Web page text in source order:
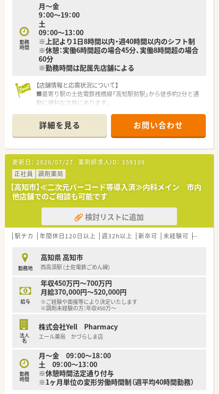
■年に1回社員を集めて会社の方向性やビジョンを共有する機会
があり、組織としての一体感を感じられる職場です。
■現場の声を積極的に経営に活かす風通しの良い社風であり、ス
タッフ同士のコミュニケーションも活発に行われています。
勤務
時間
月～金
9：00～19：00
土
09：00～13：00
※上記より1日8時間以内・週40時間以内のシフト制
※休憩：実働6時間超の場合45分、実働8時間超の場合
60分
※勤務時間は配属先店舗による
【店舗情報と応需状況について】
■最寄り駅の土佐電鉄桟橋線「高知駅前駅」から徒歩約2分と通
勤に便利な立地にあります。
30枚から40枚程度です。
■薬剤師は常勤1名、事務員1名の体制で、落ち着いて業務に取り
組める環境が整っています。
【勤務実態について】
■月間の平均残業時間は約6.6時間と非常に少なく、プライベー
トの時間も確保しやすいです。
■年間休日は111日で、有給休暇の平均取得日数は14日と高い消
化率を誇っています。
■希望休はカレンダーに印をつけるだけで申請でき、6連休の取
得制度も利用可能です。
【想定される業務内容】
■主な業務は調剤、監査、服薬指導となり、薬剤師本来の専門業
■患者様へのカウンセリングが必要な際には、OTC医薬品の提案
や販売もお願いします。
■レセプト入力や指示書作成は本社で一括対応するため、店舗で
の事務作業は軽減されています。
【法人特徴について】
■医薬品の研究開発から製造、販売までを一貫して手掛ける複合
■中四国エリアを中心にドラッグストア・調剤薬局を70店舗以
上展開しており、安定性は抜群です。
■治療から予防、介護までをサポートし、地域に根差したかかり
詳細を見る お問い合わせ
更新日： 2026/07/27 薬剤師求人ID： 359109
正社員
調剤薬局
【高知市】≪二次元バーコード等導入済≫内科メイン 市内
他店舗でのご相談も可能です
検討リストに追加
駅チカ 年間休日120日以上 週32h以上 新卒可 未経験可 ブラン
勤務地
高知県 高知市
西高須駅 (土佐電鉄ごめん線)
給与
年収450万円～700万円
月給370,000円～520,000円
※ご経験や面接等により決定いたします
※調剤未経験の方：年収450万～
法人
名
株式会社Yell Pharmacy
エール薬局 かづらしま店
勤務
時間
月～金 09：00～18：00
土 09：00～13：00
※休憩時間法定通り付与
※1ヶ月単位の変形労働時間制（週平均40時間勤務）